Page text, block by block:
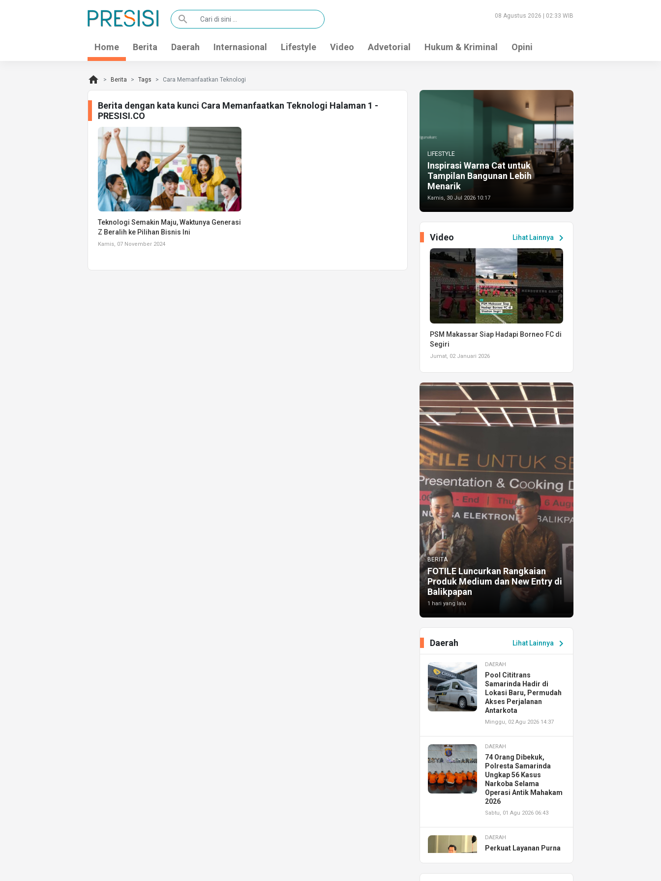
search 08 Agustus 2026 | 02:33 WIB
Home Berita Daerah Internasional Lifestyle Video Advetorial Hukum & Kriminal Opini
home Berita Tags Cara Memanfaatkan Teknologi
Berita dengan kata kunci Cara Memanfaatkan Teknologi Halaman 1 -
PRESISI.CO
Teknologi Semakin Maju, Waktunya Generasi
Z Beralih ke Pilihan Bisnis Ini
Kamis, 07 November 2024
LIFESTYLE
Inspirasi Warna Cat untuk
Tampilan Bangunan Lebih
Menarik
Kamis, 30 Jul 2026 10:17
Lihat Lainnya chevron_right
Video
PSM Makassar Siap Hadapi Borneo FC di
Segiri
Jumat, 02 Januari 2026
BERITA
FOTILE Luncurkan Rangkaian
Produk Medium dan New Entry di
Balikpapan
1 hari yang lalu
Lihat Lainnya chevron_right
Daerah
DAERAH
Pool Cititrans
Samarinda Hadir di
Lokasi Baru, Permudah
Akses Perjalanan
Antarkota
Minggu, 02 Agu 2026 14:37
DAERAH
74 Orang Dibekuk,
Polresta Samarinda
Ungkap 56 Kasus
Narkoba Selama
Operasi Antik Mahakam
2026
Sabtu, 01 Agu 2026 06:43
DAERAH
Perkuat Layanan Purna
Resmikan AHASS